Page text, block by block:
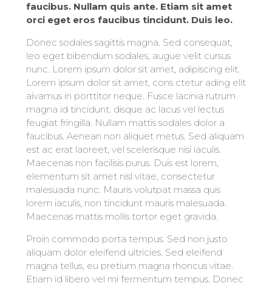
faucibus. Nullam quis ante. Etiam sit amet
orci eget eros faucibus tincidunt. Duis leo.
Donec sodales sagittis magna. Sed consequat,
leo eget bibendum sodales, augue velit cursus
nunc. Lorem ipsum dolor sit amet, adipiscing elit.
Lorem ipsum dolor sit amet, cons ctetur ading elit
aivamus in porttitor neque. Fusce lacinia rutrum
magna id tincidunt. disque ac lacus vel lectus
feugiat fringilla. Nullam mattis sodales dolor a
faucibus. Aenean non aliquet metus. Sed aliquam
est ac erat laoreet, vel scelerisque nisi iaculis.
Maecenas non facilisis purus. Duis est lorem,
elementum sit amet nisl vitae, consectetur
malesuada nunc. Mauris volutpat massa quis
lorem iaculis, non tincidunt mauris malesuada.
Maecenas mattis mollis tortor eget gravida.
Proin commodo porta tempus. Sed non justo
aliquam dolor eleifend ultricies. Sed eleifend
magna tellus, eu pretium magna rhoncus vitae.
Etiam id libero vel mi fermentum tempus. Donec